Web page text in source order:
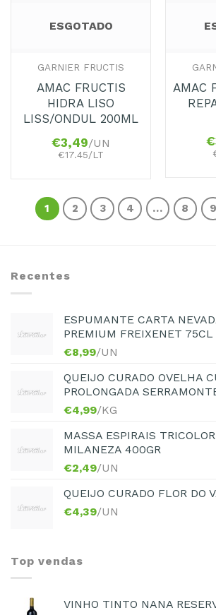
ESGOTADO
GARNIER FRUCTIS
AMAC FRUCTIS
HIDRA LISO
LISS/ONDUL 200ML
€3,49/UN
€17.45/LT
AMAC
€
1 2 3 4 … 8 9
Recentes
ESPUMANTE CARTA
PREMIUM FREIXENET 75CL
€8,99/UN
QUEIJO CURADO OVELHA
PROLONGADA
€4,99/KG
MASSA ESPIRAIS
MILANEZA 400GR
€2,49/UN
QUEIJO CURADO FLOR DO
€4,39/UN
Top vendas
VINHO TINTO NANA